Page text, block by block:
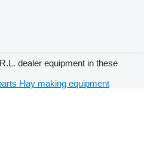
dealer equipment in these
Hay making equipment